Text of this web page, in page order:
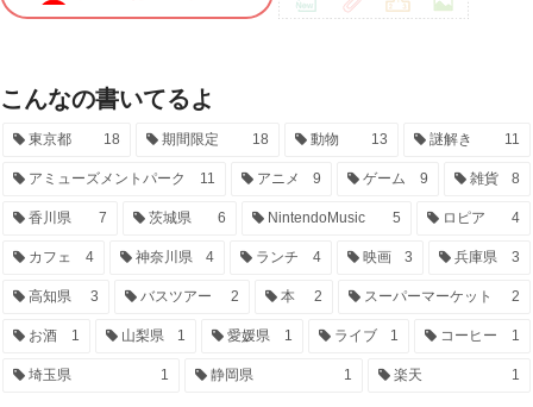
こんなの書いてるよ
東京都 18 期間限定 18 動物 13 謎解き 11
アミューズメントパーク 11 アニメ 9 ゲーム 9 雑貨 8
香川県 7 茨城県 6 NintendoMusic 5 ロピア 4
カフェ 4 神奈川県 4 ランチ 4 映画 3 兵庫県 3
高知県 3 バスツアー 2 本 2 スーパーマーケット 2
お酒 1 山梨県 1 愛媛県 1 ライブ 1 コーヒー 1
埼玉県 1 静岡県 1 楽天 1